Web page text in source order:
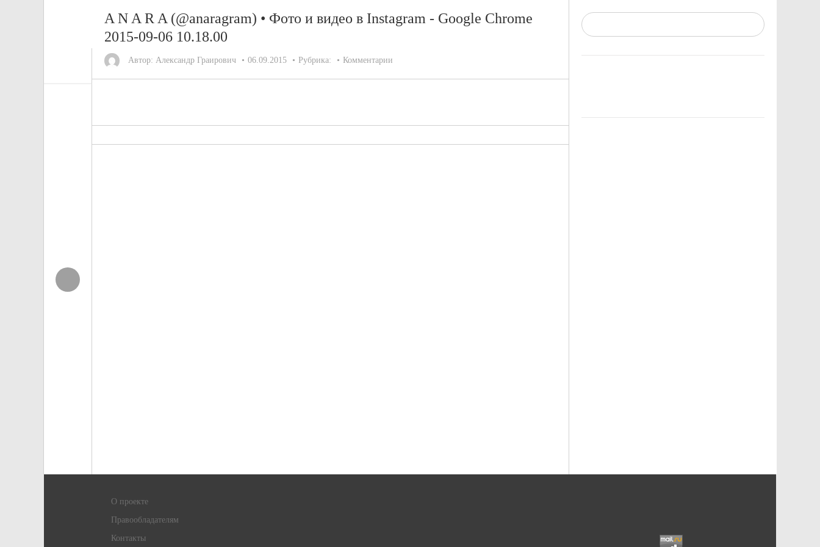
A N A R A (@anaragram) • Фото и видео в Instagram - Google Chrome
2015-09-06 10.18.00
Автор: Александр Граирович 06.09.2015 Рубрика: Комментарии
О проекте
Правообладателям
Контакты